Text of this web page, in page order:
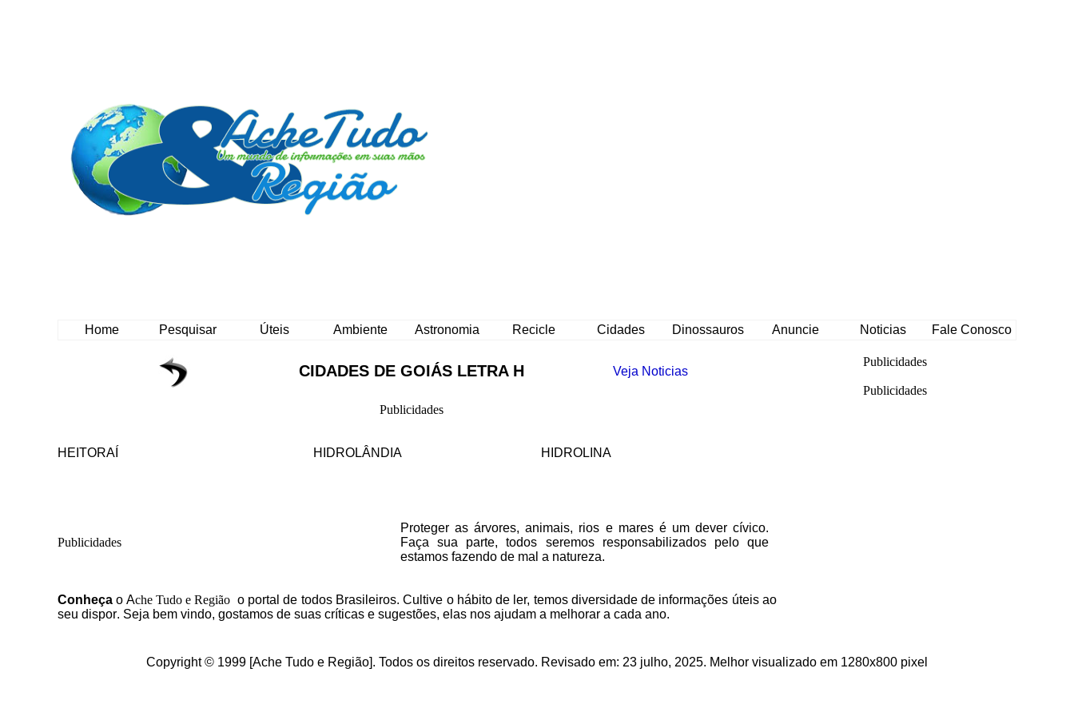
Home Pesquisar Úteis Ambiente Astronomia Recicle Cidades Dinossauros Anuncie Noticias Fale Conosco
CIDADES DE GOIÁS LETRA H Veja Noticias
Publicidades
HEITORAÍ HIDROLÂNDIA HIDROLINA
Publicidades
Proteger as árvores, animais, rios e mares é um dever cívico.
Faça sua parte, todos seremos responsabilizados pelo que
estamos fazendo de mal a natureza.
Conheça o Ache Tudo e Região o portalde todos Brasileiros. Cultive o hábito de ler, temos diversidade de informações úteisao
seu dispor. Seja bem vindo, gostamos de suas críticas e sugestões, elas nos ajudam a melhorar a cada ano.
Publicidades
Publicidades
Copyright © 1999 [Ache Tudo e Região]. Todos os direitos reservado. Revisado em: 23 julho, 2025. Melhor visualizado em 1280x800 pixel